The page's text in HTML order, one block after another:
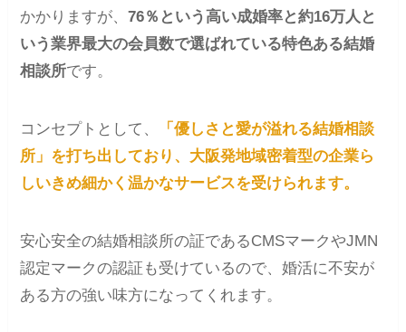
かかりますが、76％という高い成婚率と約16万人と
いう業界最大の会員数で選ばれている特色ある結婚
相談所です。
コンセプトとして、
「優しさと愛が溢れる結婚相談
所」を打ち出しており、大阪発地域密着型の企業ら
しいきめ細かく温かなサービスを受けられます。
安心安全の結婚相談所の証であるCMSマークやJMN
認定マークの認証も受けているので、婚活に不安が
ある方の強い味方になってくれます。